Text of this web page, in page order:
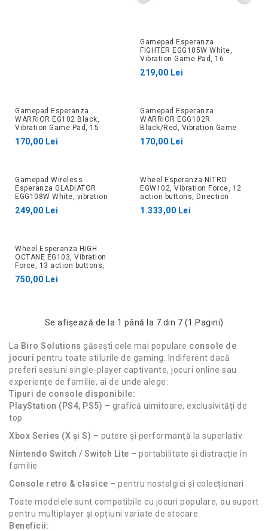
Gamepad Esperanza
FIGHTER EGG105W White,
Vibration Game Pad, 16
buttons, 2 sticks,
Ergonomic design, 2 modes
219,00 Lei
Gamepad Esperanza
WARRIOR EG102 Black,
Vibration Game Pad, 15
buttons, 2 sticks,
Ergonomic design, 2 modes
170,00 Lei
Gamepad Esperanza
WARRIOR EGG102R
Black/Red, Vibration Game
Pad, 15 buttons, 2 sticks,
Ergonomic design, 2 modes
170,00 Lei
Gamepad Wireless
Esperanza GLADIATOR
EGG108W White, vibration
Game Pad, 16 buttons, 2
sticks, Ergonomic design, 2
249,00 Lei
Wheel Esperanza NITRO
EGW102, Vibration Force, 12
action buttons, Direction
trigger, Digital paddles,
Rotation 270 degrees, for
1.333,00 Lei
Wheel Esperanza HIGH
OCTANE EG103, Vibration
Force, 13 action buttons,
Directional keypad, Rotation
180 degrees, for
750,00 Lei
Se afişează de la 1 până la 7 din 7 (1 Pagini)
La Biro Solutions găsești cele mai populare console de
jocuri pentru toate stilurile de gaming. Indiferent dacă
preferi sesiuni single-player captivante, jocuri online sau
experiențe de familie, ai de unde alege:
Tipuri de console disponibile:
PlayStation (PS4, PS5) – grafică uimitoare, exclusivități de
top
Xbox Series (X și S) – putere și performanță la superlativ
Nintendo Switch / Switch Lite – portabilitate și distracție în
familie
Console retro & clasice – pentru nostalgici și colecționari
Toate modelele sunt compatibile cu jocuri populare, au suport
pentru multiplayer și opțiuni variate de stocare.
Beneficii: